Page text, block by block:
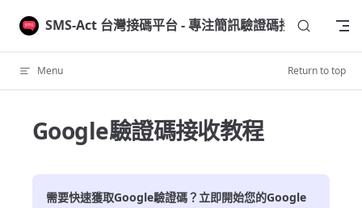
Skip to content
SMS-Act 台灣接碼平台 - 專注簡訊驗證碼接收
Menu Return to top
Google驗證碼接收教程
需要快速獲取Google驗證碼？立即開始您的Google